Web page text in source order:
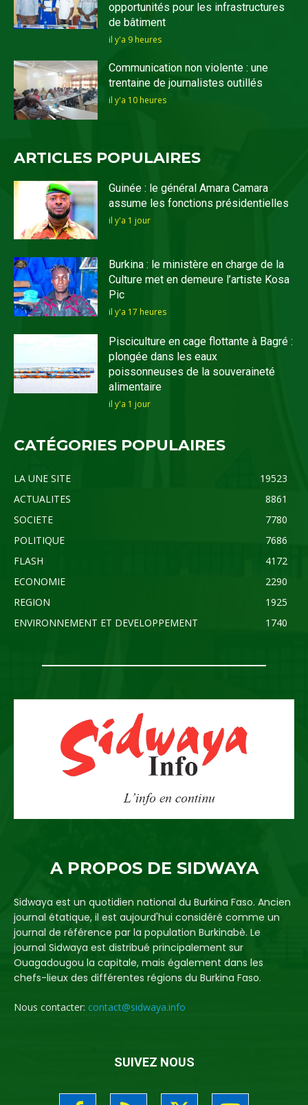
opportunités pour les infrastructures
de bâtiment
il y'a 9 heures
Communication non violente : une
trentaine de journalistes outillés
il y'a 10 heures
ARTICLES POPULAIRES
Guinée : le général Amara Camara
assume les fonctions présidentielles
il y'a 1 jour
Burkina : le ministère en charge de la
Culture met en demeure l’artiste Kosa
Pic
il y'a 17 heures
Pisciculture en cage flottante à Bagré :
plongée dans les eaux
poissonneuses de la souveraineté
alimentaire
il y'a 1 jour
CATÉGORIES POPULAIRES
LA UNE SITE
19523
ACTUALITES
8861
SOCIETE
7780
POLITIQUE
7686
FLASH
4172
ECONOMIE
2290
REGION
1925
ENVIRONNEMENT ET DEVELOPPEMENT
1740
A PROPOS DE SIDWAYA
Sidwaya est un quotidien national du Burkina Faso. Ancien
journal étatique, il est aujourd'hui considéré comme un
journal de référence par la population Burkinabè. Le
journal Sidwaya est distribué principalement sur
Ouagadougou la capitale, mais également dans les
chefs-lieux des différentes régions du Burkina Faso.
Nous contacter: contact@sidwaya.info
SUIVEZ NOUS